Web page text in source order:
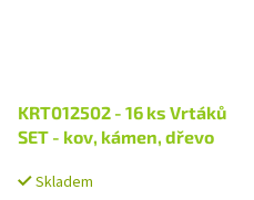
KRT012502 - 16 ks Vrtáků
SET - kov, kámen, dřevo
Skladem